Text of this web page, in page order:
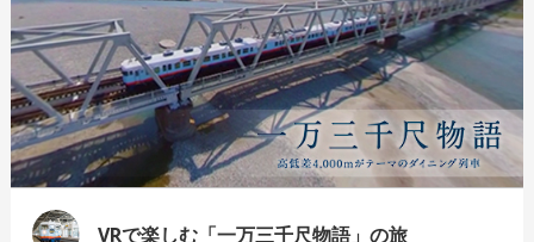
VRで楽しむ「一万三千尺物語」の旅